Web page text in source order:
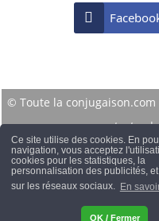
Ce site utilise des cookies. En
navigation, vous acceptez
cookies pour les statistiques, la
personnalisation des publicités,
sur les réseaux sociaux. En
OK / Fermer

© Toute la conjugaison.com
contacter|